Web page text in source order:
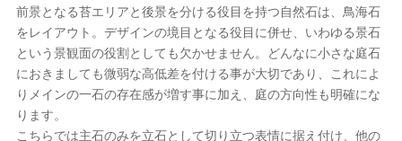
前景となる苔エリアと後景を分ける役目を持つ自然石は、鳥海石
をレイアウト。デザインの境目となる役目に併せ、いわゆる景石
という景観面の役割としても欠かせません。どんなに小さな庭石
におきましても微弱な高低差を付ける事が大切であり、これによ
りメインの一石の存在感が増す事に加え、庭の方向性も明確にな
ります。
こちらでは主石のみを立石として切り立つ表情に据え付け、他の